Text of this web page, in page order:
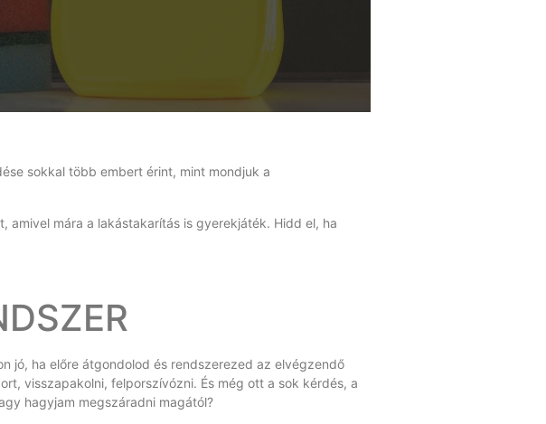
sokkal több embert érint, mint mondjuk a
mára a lakástakarítás is gyerekjáték. Hidd el, ha
jó, ha előre átgondolod és rendszerezed az elvégzendő
visszapakolni, felporszívózni. És még ott a sok kérdés, a
hagyjam megszáradni magától?